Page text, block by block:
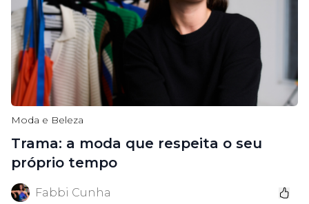
Moda e Beleza
Trama: a moda que respeita o seu
próprio tempo
Fabbi Cunha